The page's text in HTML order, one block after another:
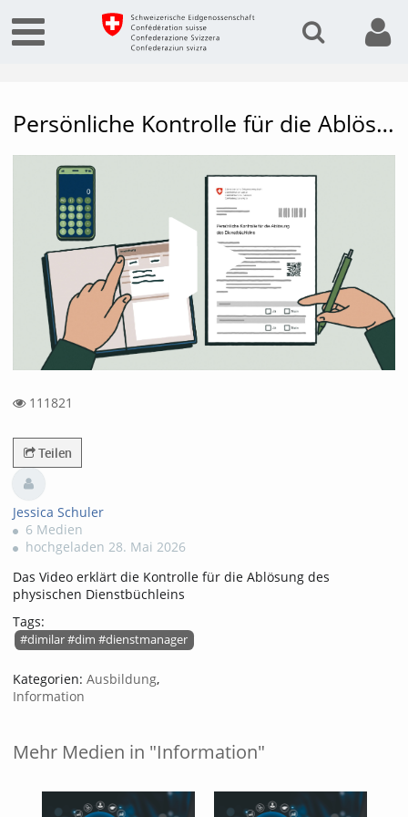
Persönliche Kontrolle für die Ablösung des physischen Dienstbüchleins
111821
Teilen
Jessica Schuler
6 Medien
hochgeladen 28. Mai 2026
Das Video erklärt die Kontrolle für die Ablösung des
physischen Dienstbüchleins
Tags:
#dimilar #dim #dienstmanager
Kategorien: Ausbildung,
Information
Mehr Medien in "Information"